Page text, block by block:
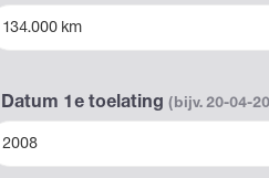
134.000 km
Datum 1e toelating (bijv. 20-04-
2008